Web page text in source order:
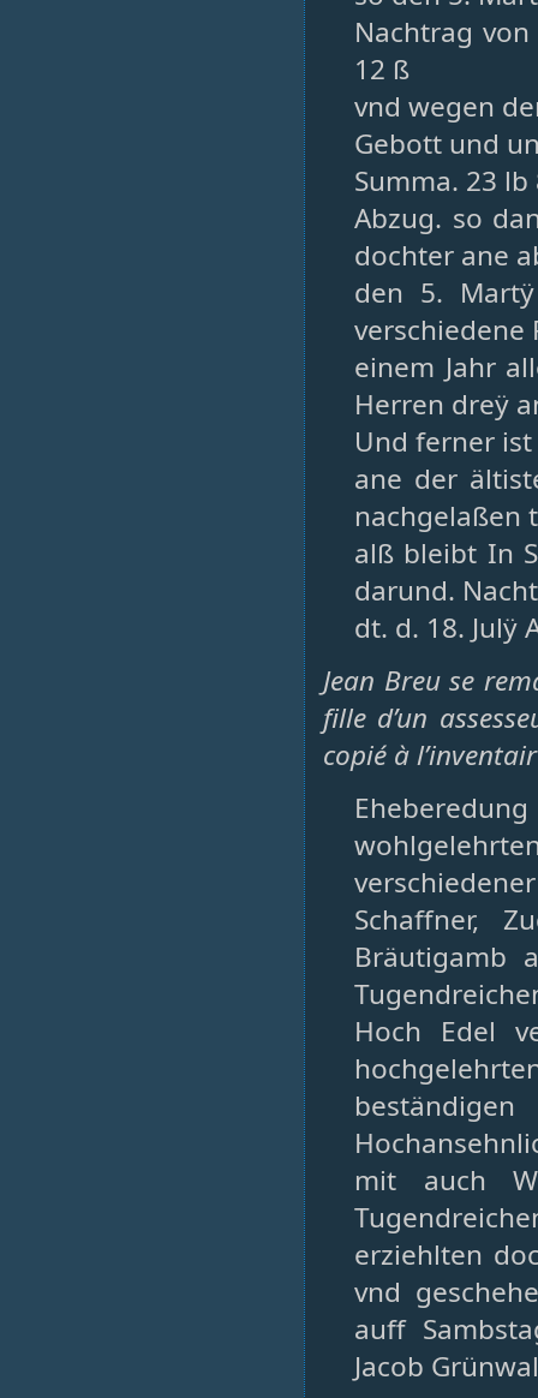
Nachtrag
12 ß
vnd wegen
Gebott und
Summa. 23 lb
Abzug. so
dochter ane
den 5.
verschiedene
einem Jahr
Herren dreÿ
Und ferner
ane der
nachgelaßen
alß bleibt In
darund.
dt. d. 18. Julÿ
Jean Breu se
fille d’un
copié à
Schaffner,
Bräutigamb
Hoch Edel
mit auch
erziehlten
vnd
auff
Jacob